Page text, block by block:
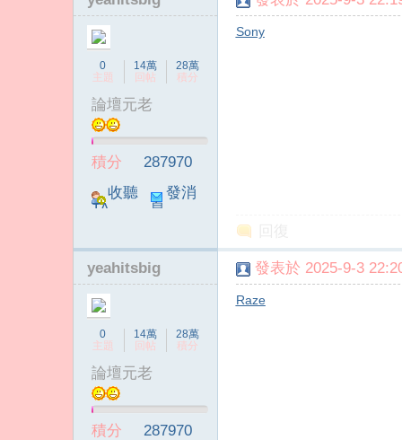
0
主題
14萬
回帖
28萬
積分
論壇元老
積分
287970
收聽
TA
發消
息
Sony
yeahitsbig
0
主題
14萬
回帖
28萬
積分
論壇元老
積分 287970
發表於 2025-9-3
Raze